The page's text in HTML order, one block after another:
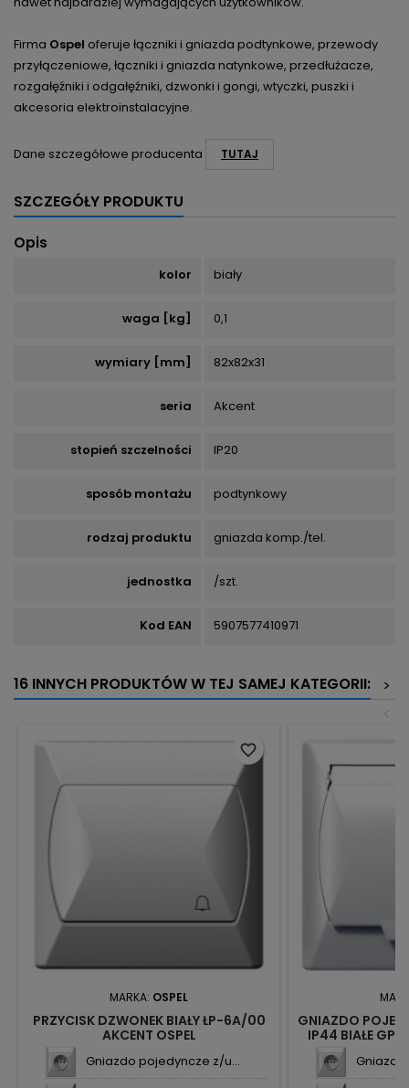
Firma Ospel oferuje łączniki i gniazda podtynkowe, przewody
przyłączeniowe, łączniki i gniazda natynkowe, przedłużacze,
rozgałęźniki i odgałęźniki, dzwonki i gongi, wtyczki, puszki i
akcesoria elektroinstalacyjne.
Dane szczegółowe producenta TUTAJ
SZCZEGÓŁY PRODUKTU
Opis
kolor biały
waga [kg] 0,1
wymiary [mm] 82x82x31
seria Akcent
stopień szczelności IP20
sposób montażu podtynkowy
rodzaj produktu gniazda komp./tel.
jednostka /szt.
Kod EAN 5907577410971
16 INNYCH PRODUKTÓW W TEJ SAMEJ KATEGORII:
>
<
MARKA: OSPEL
PRZYCISK DZWONEK BIAŁY ŁP-6A/00
AKCENT OSPEL
Gniazdo pojedyncze z/u...
favorite_border
GNIAZDO
IP44 BIAŁE